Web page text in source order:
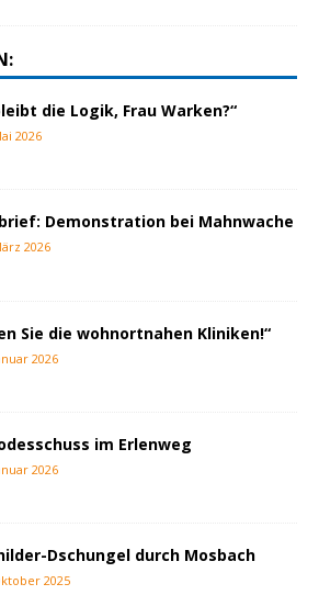
die Logik, Frau Warken?“
2026
Demonstration bei Mahnwache
2026
Sie die wohnortnahen Kliniken!“
2026
im Erlenweg
2026
Dschungel durch Mosbach
2025